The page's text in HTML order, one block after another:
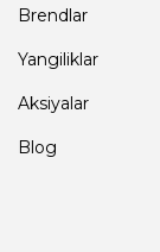
Brendlar
Yangiliklar
Aksiyalar
Blog